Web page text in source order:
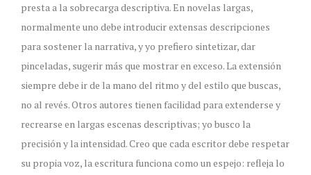
presta a la sobrecarga descriptiva. En novelas largas,
normalmente uno debe introducir extensas descripciones
para sostener la narrativa, y yo prefiero sintetizar, dar
pinceladas, sugerir más que mostrar en exceso. La extensión
siempre debe ir de la mano del ritmo y del estilo que buscas,
no al revés. Otros autores tienen facilidad para extenderse y
recrearse en largas escenas descriptivas; yo busco la
precisión y la intensidad. Creo que cada escritor debe respetar
su propia voz, la escritura funciona como un espejo: refleja lo